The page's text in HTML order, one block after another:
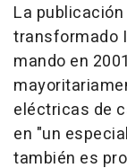
La
transformado
mando en
eléctricas de
en "un
también es